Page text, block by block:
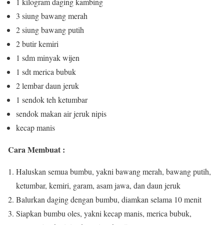
3 siung bawang merah
2 siung bawang putih
2 butir kemiri
1 sdm minyak wijen
1 sdt merica bubuk
2 lembar daun jeruk
1 sendok teh ketumbar
sendok makan air jeruk nipis
kecap manis
Cara Membuat :
Haluskan semua bumbu, yakni bawang merah, bawang putih,
ketumbar, kemiri, garam, asam jawa, dan daun jeruk
Balurkan daging dengan bumbu, diamkan selama 10 menit
Siapkan bumbu oles, yakni kecap manis, merica bubuk,